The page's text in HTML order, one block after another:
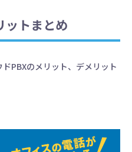
ットまとめ
PBXのメリット、デメリット